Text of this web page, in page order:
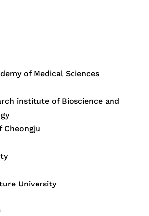
of Medical Sciences
institute of Bioscience and
Cheongju
University